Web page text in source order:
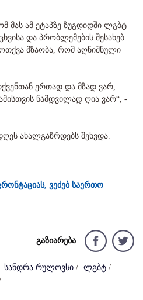
მას ამ ეტაპზე ზუგდიდში ლგბტ
და პრობლემების შესახებ
მზაობა, რომ აღნიშნული
ერთად და მზად ვარ,
ნამდვილად ღია ვარ“, -
ახალგაზრდებს შეხვდა.
ვეძებ საერთო
გაზიარება
სანდრა რულოვსი / ლგბტ /